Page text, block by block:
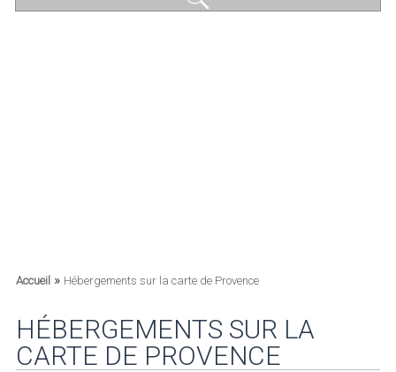
Accueil» Hébergements sur la carte de Provence
HÉBERGEMENTS SUR LA
CARTE DE PROVENCE